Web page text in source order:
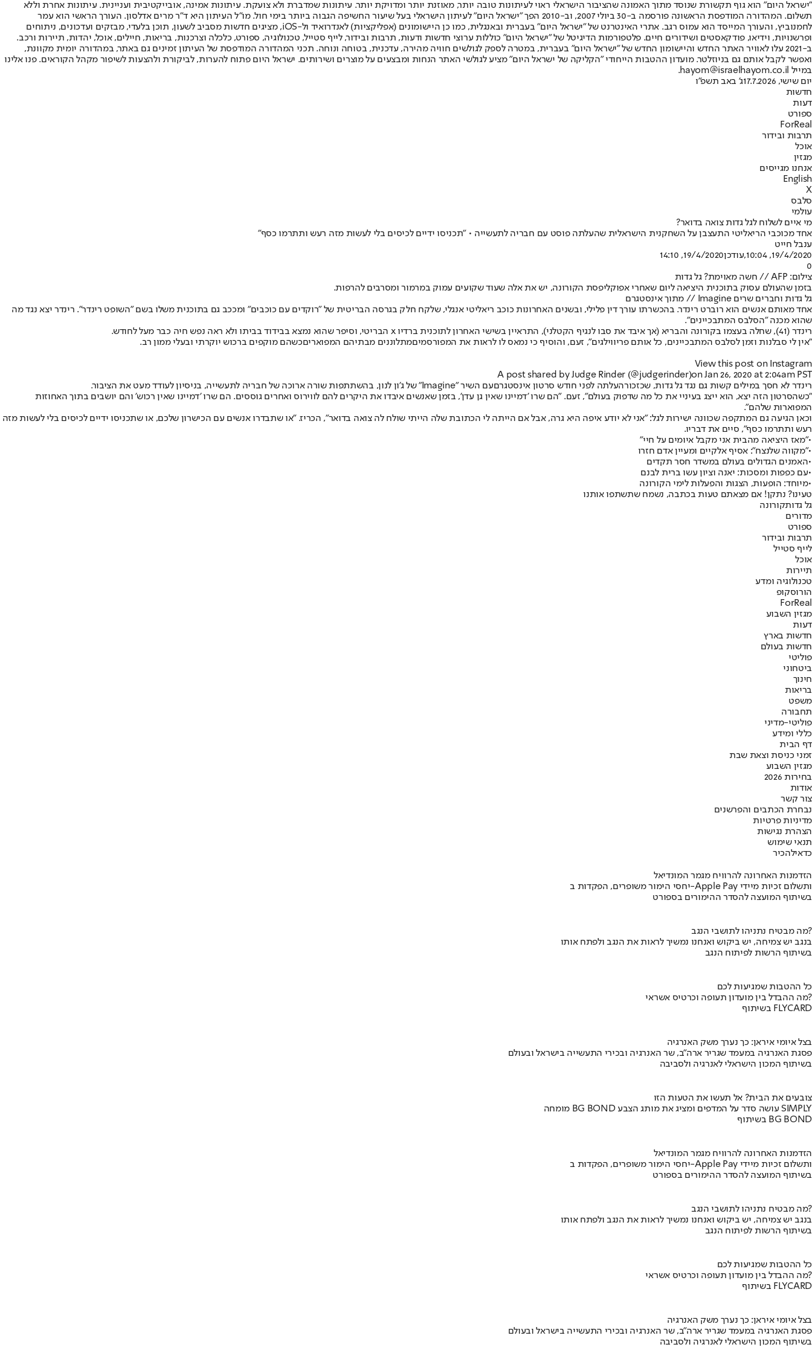
"ישראל היום" הוא גוף תקשורת שנוסד מתוך האמונה שהציבור הישראלי ראוי לעיתונות טובה יותר, מאוזנת יותר ומדויקת יותר. עיתונות שמדברת ולא צועקת. עיתונות אמינה, אובייקטיבית ועניינית. עיתונות אחרת וללא
תשלום. המהדורה המודפסת הראשונה פורסמה ב-30 ביולי 2007, וב-2010 הפך "ישראל היום" לעיתון הישראלי בעל שיעור החשיפה הגבוה ביותר בימי חול. מו"ל העיתון היא ד"ר מרים אדלסון. העורך הראשי הוא עמר
לחמנוביץ, והעורך המייסד הוא עמוס רגב. אתרי האינטרנט של "ישראל היום" בעברית ובאנגלית, כמו כן היישומונים (אפליקציות) לאנדרואיד ול-iOS, מציגים חדשות מסביב לשעון, תוכן בלעדי, מבזקים ועדכונים, ניתוחים
ופרשנויות, וידיאו, פודקאסטים ושידורים חיים. פלטפורמות הדיגיטל של "ישראל היום" כוללות ערוצי חדשות ודעות, תרבות ובידור, לייף סטייל, טכנולוגיה, ספורט, כלכלה וצרכנות, בריאות, חיילים, אוכל, יהדות, תיירות ורכב.
ב-2021 עלו לאוויר האתר החדש והיישומון החדש של "ישראל היום" בעברית, במטרה לספק לגולשים חוויה מהירה, עדכנית, בטוחה ונוחה. תכני המהדורה המודפסת של העיתון זמינים גם באתר, במהדורה יומית מקוונת,
ואפשר לקבל אותם גם בניוזלטר. מועדון ההטבות הייחודי "הקליקה של ישראל היום" מציע לגולשי האתר הנחות ומבצעים על מוצרים ושירותים. ישראל היום פתוח להערות, לביקורת ולהצעות לשיפור מקהל הקוראים. פנו אלינו
במייל hayom@israelhayom.co.il.
יום שישי, 17.7.2026
ג' באב תשפ"ו
חדשות
דעות
ספורט
ForReal
תרבות ובידור
אוכל
מגזין
אנחנו מגייסים
English
X
סלבס
עולמי
מי איים לשלוח לגל גדות צואה בדואר?
אחד מכוכבי הריאליטי התעצבן על השחקנית הישראלית שהעלתה פוסט עם חבריה לתעשייה • "תכניסו ידיים לכיסים בלי לעשות מזה רעש ותתרמו כסף"
ענבל חייט
19/4/2020, 10:04
,עודכן19/4/2020, 14:10
0
צילום: AFP // חשה מאוימת? גל גדות
בזמן שהעולם עסוק בתוכנית היציאה ליום שאחרי אפוקליפסת הקורונה, יש את אלה שעוד שקועים עמוק במרמור ומסרבים להרפות.
גל גדות וחברים שרים Imagine // מתוך אינסטגרם
אחד מאותם אנשים הוא רוברט רינדר. בהכשרתו עורך דין פלילי, ובשנים האחרונות כוכב ריאליטי אנגלי, שלקח חלק בגרסה הבריטית של "רוקדים עם כוכבים" ומככב גם בתוכנית משלו בשם "השופט רינדר". רינדר יצא נגד מה
שהוא מכנה "הסלבס המתבכיינים".
רינדר (41), שחלה בעצמו בקורונה והבריא (אך איבד את סבו לנגיף הקטלני), התראיין בשישי האחרון לתוכנית ברדיו x הבריטי, וסיפר שהוא נמצא בבידוד בביתו ולא ראה נפש חיה כבר מעל לחודש.
"אין לי סבלנות וזמן לסלבס המתבכיינים, כל אותם פריווילגים", זעם, והוסיף כי נמאס לו לראות את המפורסמיםמתלוננים מבתיהם המפואריםכשהם מוקפים ברכוש יוקרתי ובעלי ממון רב.
View this post on Instagram
A post shared by Judge Rinder (@judgerinder)on Jan 26, 2020 at 2:04am PST
רינדר לא חסך במילים קשות גם נגד גל גדות, שכזכורהעלתה לפני חודש סרטון אינסטגרםעם השיר "Imagine" של ג'ון לנון, בהשתתפות שורה ארוכה של חבריה לתעשייה, בניסיון לעודד מעט את הציבור.
"כשהסרטון הזה יצא, הוא ייצג בעיניי את כל מה שדפוק בעולם", זעם. "הם שרו 'דמיינו שאין גן עדן', בזמן שאנשים איבדו את היקרים להם לווירוס ואחרים גוססים. הם שרו 'דמיינו שאין רכוש' והם יושבים בתוך האחוזות
המפוארות שלהם".
וכאן הגיעה גם המתקפה שכוונה ישירות לגל: "אני לא יודע איפה היא גרה, אבל אם הייתה לי הכתובת שלה הייתי שולח לה צואה בדואר", הכריז. "או שתבדרו אנשים עם הכישרון שלכם, או שתכניסו ידיים לכיסים בלי לעשות מזה
רעש ותתרמו כסף", סיים את דבריו.
•"מאז היציאה מהבית אני מקבל איומים על חיי"
•"מקווה שלנצח": אסיף אלקיים ומעיין אדם חזרו
•האמנים הגדולים בעולם במשדר חסר תקדים
•עם כפפות ומסכות: יאנה וציון עשו ברית לבנם
•מיוחד: הופעות, הצגות והפעלות לימי הקורונה
טעינו? נתקן! אם מצאתם טעות בכתבה, נשמח שתשתפו אותנו
גל גדותקורונה
מדורים
ספורט
תרבות ובידור
לייף סטייל
אוכל
תיירות
טכנולוגיה ומדע
הורוסקופ
ForReal
מגזין השבוע
דעות
חדשות בארץ
חדשות בעולם
פוליטי
ביטחוני
חינוך
בריאות
משפט
תחבורה
פוליטי-מדיני
כללי ומידע
דף הבית
זמני כניסת וצאת שבת
מגזין השבוע
בחירות 2026
אודות
צור קשר
נבחרת הכתבים והפרשנים
מדיניות פרטיות
הצהרת נגישות
תנאי שימוש
כדאילהכיר
הזדמנות האחרונה להרוויח מגמר המונדיאל
יחסי הימור משופרים, הפקדות ב-Apple Pay ותשלום זכיות מיידי
בשיתוף המועצה להסדר ההימורים בספורט
מה מבטיח נתניהו לתושבי הנגב?
בנגב יש צמיחה, יש ביקוש ואנחנו נמשיך לראות את הנגב ולפתח אותו
בשיתוף הרשות לפיתוח הנגב
כל ההטבות שמגיעות לכם
מה ההבדל בין מועדון תעופה וכרטיס אשראי?
בשיתוף FLYCARD
בצל איומי איראן: כך נערך משק האנרגיה
פסגת האנרגיה במעמד שגריר ארה"ב, שר האנרגיה ובכירי התעשייה בישראל ובעולם
בשיתוף המכון הישראלי לאנרגיה ולסביבה
צובעים את הבית? אל תעשו את הטעות הזו
מומחה BG BOND עושה סדר על המדפים ומציג את מותג הצבע SIMPLY
בשיתוף BG BOND
הזדמנות האחרונה להרוויח מגמר המונדיאל
יחסי הימור משופרים, הפקדות ב-Apple Pay ותשלום זכיות מיידי
בשיתוף המועצה להסדר ההימורים בספורט
מה מבטיח נתניהו לתושבי הנגב?
בנגב יש צמיחה, יש ביקוש ואנחנו נמשיך לראות את הנגב ולפתח אותו
בשיתוף הרשות לפיתוח הנגב
כל ההטבות שמגיעות לכם
מה ההבדל בין מועדון תעופה וכרטיס אשראי?
בשיתוף FLYCARD
בצל איומי איראן: כך נערך משק האנרגיה
פסגת האנרגיה במעמד שגריר ארה"ב, שר האנרגיה ובכירי התעשייה בישראל ובעולם
בשיתוף המכון הישראלי לאנרגיה ולסביבה